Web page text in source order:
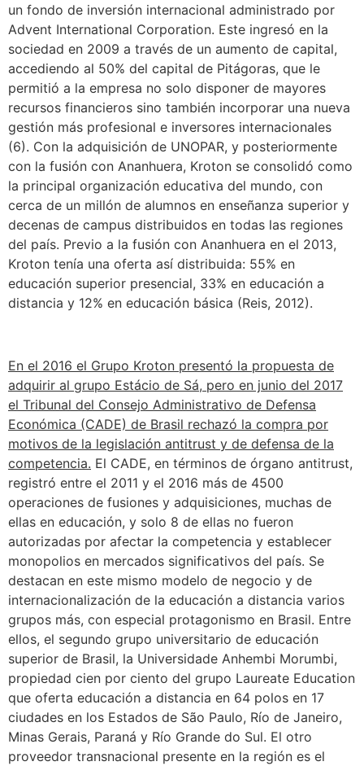
un fondo de inversión internacional administrado por
Advent International Corporation. Este ingresó en la
sociedad en 2009 a través de un aumento de capital,
accediendo al 50% del capital de Pitágoras, que le
permitió a la empresa no solo disponer de mayores
recursos financieros sino también incorporar una nueva
gestión más profesional e inversores internacionales
(6). Con la adquisición de UNOPAR, y posteriormente
con la fusión con Ananhuera, Kroton se consolidó como
la principal organización educativa del mundo, con
cerca de un millón de alumnos en enseñanza superior y
decenas de campus distribuidos en todas las regiones
del país. Previo a la fusión con Ananhuera en el 2013,
Kroton tenía una oferta así distribuida: 55% en
educación superior presencial, 33% en educación a
distancia y 12% en educación básica (Reis, 2012).
En el 2016 el Grupo Kroton presentó la propuesta de
adquirir al grupo Estácio de Sá, pero en junio del 2017
el Tribunal del Consejo Administrativo de Defensa
Económica (CADE) de Brasil rechazó la compra por
motivos de la legislación antitrust y de defensa de la
competencia. El CADE, en términos de órgano antitrust,
registró entre el 2011 y el 2016 más de 4500
operaciones de fusiones y adquisiciones, muchas de
ellas en educación, y solo 8 de ellas no fueron
autorizadas por afectar la competencia y establecer
monopolios en mercados significativos del país. Se
destacan en este mismo modelo de negocio y de
internacionalización de la educación a distancia varios
grupos más, con especial protagonismo en Brasil. Entre
ellos, el segundo grupo universitario de educación
superior de Brasil, la Universidade Anhembi Morumbi,
propiedad cien por ciento del grupo Laureate Education
que oferta educación a distancia en 64 polos en 17
ciudades en los Estados de São Paulo, Río de Janeiro,
Minas Gerais, Paraná y Río Grande do Sul. El otro
proveedor transnacional presente en la región es el